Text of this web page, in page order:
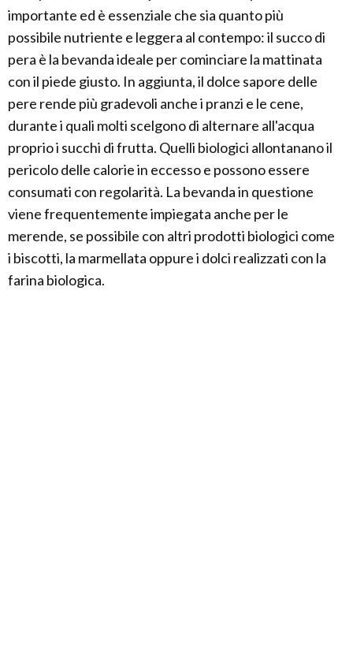
importante ed è essenziale che sia quanto più
possibile nutriente e leggera al contempo: il succo di
pera è la bevanda ideale per cominciare la mattinata
con il piede giusto. In aggiunta, il dolce sapore delle
pere rende più gradevoli anche i pranzi e le cene,
durante i quali molti scelgono di alternare all'acqua
proprio i succhi di frutta. Quelli biologici allontanano il
pericolo delle calorie in eccesso e possono essere
consumati con regolarità. La bevanda in questione
viene frequentemente impiegata anche per le
merende, se possibile con altri prodotti biologici come
i biscotti, la marmellata oppure i dolci realizzati con la
farina biologica.